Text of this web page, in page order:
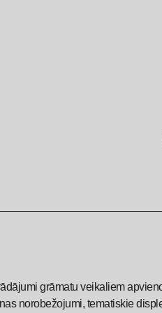
grāmatu veikaliem
norobežojumi, tematiskie